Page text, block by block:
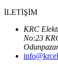
İLETİŞİM
KRC
No:23